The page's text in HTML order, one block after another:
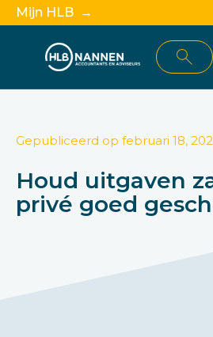
Mijn HLB →
Gepubliceerd op februari 18,
Houd uitgaven
privé goed